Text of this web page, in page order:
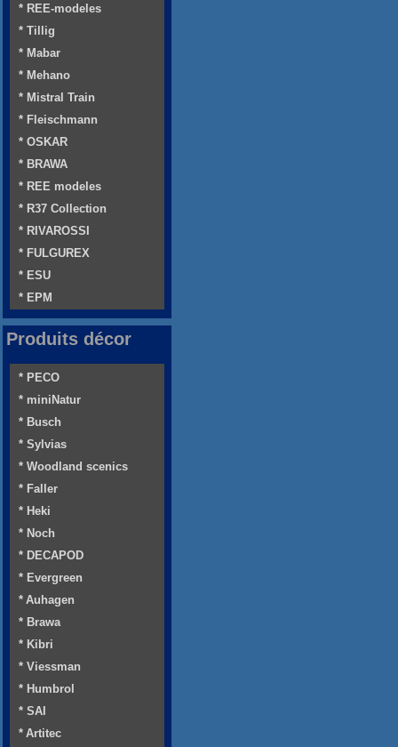
* REE-modeles
* Tillig
* Mabar
* Mehano
* Mistral Train
* Fleischmann
* OSKAR
* BRAWA
* REE modeles
* R37 Collection
* RIVAROSSI
* FULGUREX
* ESU
* EPM
Produits décor
* PECO
* miniNatur
* Busch
* Sylvias
* Woodland scenics
* Faller
* Heki
* Noch
* DECAPOD
* Evergreen
* Auhagen
* Brawa
* Kibri
* Viessman
* Humbrol
* SAI
* Artitec